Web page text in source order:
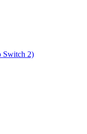
Switch 2)